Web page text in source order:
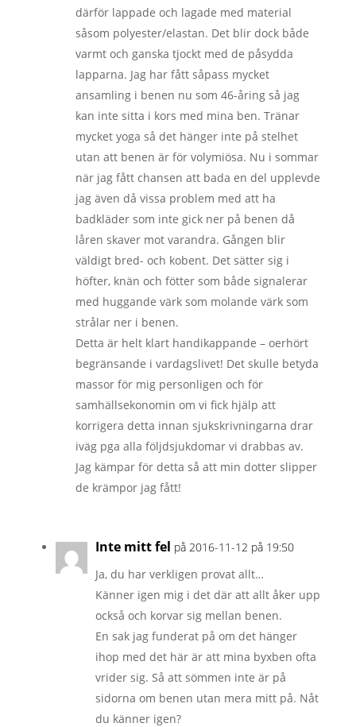
därför lappade och lagade med material
såsom polyester/elastan. Det blir dock både
varmt och ganska tjockt med de påsydda
lapparna. Jag har fått såpass mycket
ansamling i benen nu som 46-åring så jag
kan inte sitta i kors med mina ben. Tränar
mycket yoga så det hänger inte på stelhet
utan att benen är för volymiösa. Nu i sommar
när jag fått chansen att bada en del upplevde
jag även då vissa problem med att ha
badkläder som inte gick ner på benen då
låren skaver mot varandra. Gången blir
väldigt bred- och kobent. Det sätter sig i
höfter, knän och fötter som både signalerar
med huggande värk som molande värk som
strålar ner i benen.
Detta är helt klart handikappande – oerhört
begränsande i vardagslivet! Det skulle betyda
massor för mig personligen och för
samhällsekonomin om vi fick hjälp att
korrigera detta innan sjukskrivningarna drar
iväg pga alla följdsjukdomar vi drabbas av.
Jag kämpar för detta så att min dotter slipper
de krämpor jag fått!
Inte mitt fel på 2016-11-12 på 19:50
Ja, du har verkligen provat allt…
Känner igen mig i det där att allt åker upp
också och korvar sig mellan benen.
En sak jag funderat på om det hänger
ihop med det här är att mina byxben ofta
vrider sig. Så att sömmen inte är på
sidorna om benen utan mera mitt på. Nåt
du känner igen?